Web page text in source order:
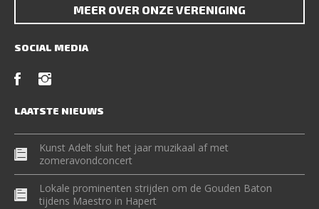
MEER OVER ONZE VERENIGING
SOCIAL MEDIA
LAATSTE NIEUWS
Kunst Adelt sluit het jaar muzikaal af met
zomeravondconcert
Lokale prominenten strijden om de Gouden Baton
tijdens Maestro in Hapert